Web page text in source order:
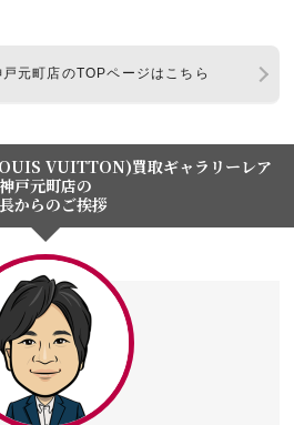
元町店のTOPページはこちら
VUITTON)買取ギャラリーレア
神戸元町店の
からのご挨拶